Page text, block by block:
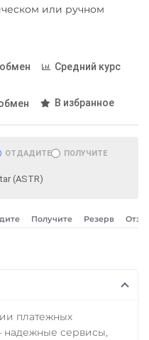
или ручном
Средний курс
В избранное
ОТДАДИТЕ ПОЛУЧИТЕ
(ASTR)
Получите Резерв
платежных
сервисы,